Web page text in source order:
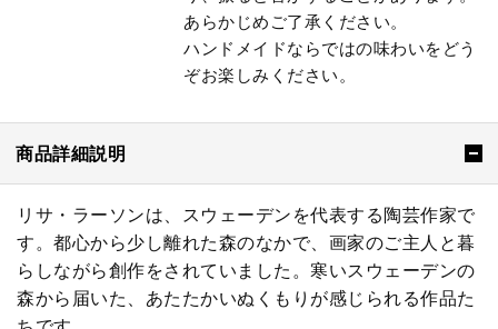
あらかじめご了承ください。
ハンドメイドならではの味わいをどう
ぞお楽しみください。
商品詳細説明
リサ・ラーソンは、スウェーデンを代表する陶芸作家で
す。都心から少し離れた森のなかで、画家のご主人と暮
らしながら創作をされていました。寒いスウェーデンの
森から届いた、あたたかいぬくもりが感じられる作品た